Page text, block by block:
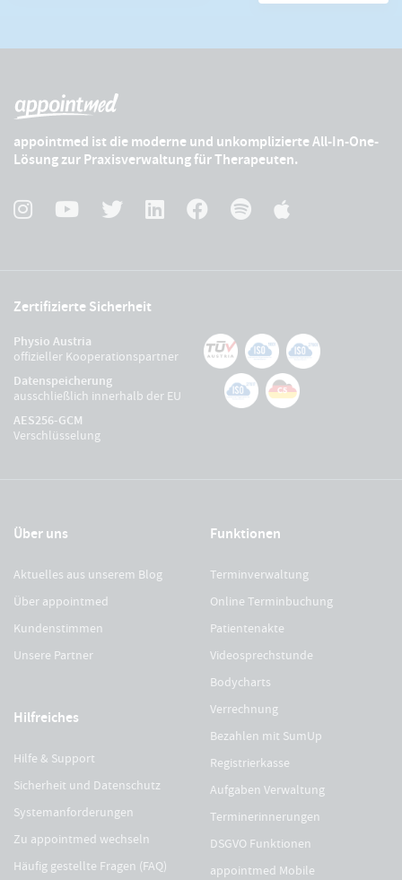
appointmed ist die moderne und unkomplizierte All-In-One-
Lösung zur Praxisverwaltung für Therapeuten.
Zertifizierte Sicherheit
Physio Austria
offizieller Kooperationspartner
Datenspeicherung
ausschließlich innerhalb der EU
AES256-GCM
Verschlüsselung
Über uns
Aktuelles aus unserem Blog
Über appointmed
Kundenstimmen
Unsere Partner
Hilfreiches
Hilfe & Support
Sicherheit und Datenschutz
Systemanforderungen
Zu appointmed wechseln
Häufig gestellte Fragen (FAQ)
Funktionen
Terminverwaltung
Online Terminbuchung
Patientenakte
Videosprechstunde
Bodycharts
Verrechnung
Bezahlen mit SumUp
Registrierkasse
Aufgaben Verwaltung
Terminerinnerungen
DSGVO Funktionen
appointmed Mobile